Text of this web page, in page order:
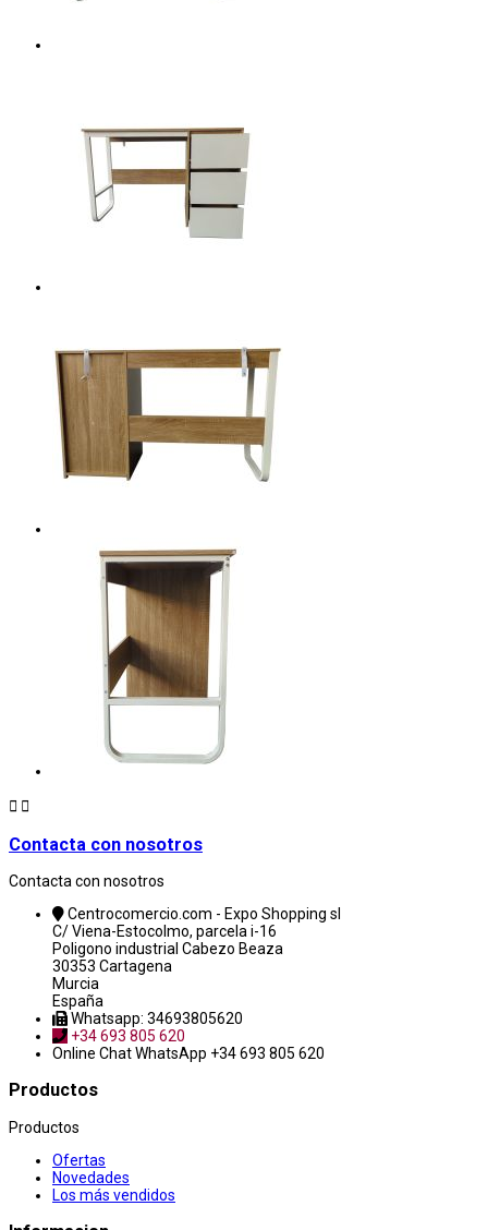
 
Contacta con nosotros
Contacta con nosotros
Centrocomercio.com - Expo Shopping sl
C/ Viena-Estocolmo, parcela i-16
Poligono industrial Cabezo Beaza
30353 Cartagena
Murcia
España
Whatsapp: 34693805620
+34 693 805 620
Online ChatWhatsApp +34 693 805 620
Productos
Productos
Ofertas
Novedades
Los más vendidos